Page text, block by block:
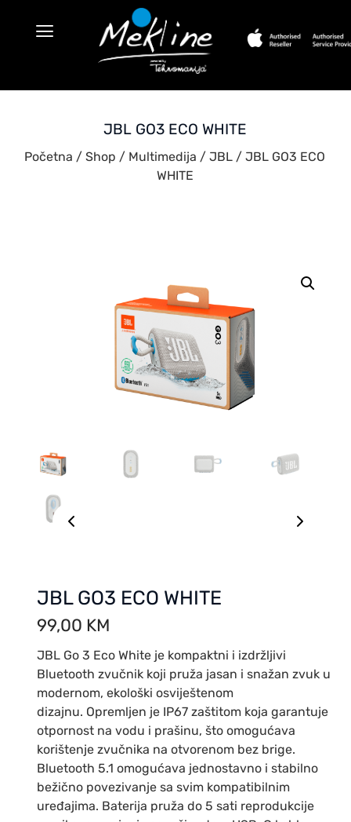
JBL GO3 ECO WHITE
Početna / Shop / Multimedija / JBL / JBL GO3 ECO
WHITE
JBL GO3 ECO WHITE
99,00 KM
JBL Go 3 Eco White je kompaktni i izdržljivi
Bluetooth zvučnik koji pruža jasan i snažan zvuk u
modernom, ekološki osviještenom
dizajnu. Opremljen je IP67 zaštitom koja garantuje
otpornost na vodu i prašinu, što omogućava
korištenje zvučnika na otvorenom bez brige.
Bluetooth 5.1 omogućava jednostavno i stabilno
bežično povezivanje sa svim kompatibilnim
uređajima. Baterija pruža do 5 sati reprodukcije